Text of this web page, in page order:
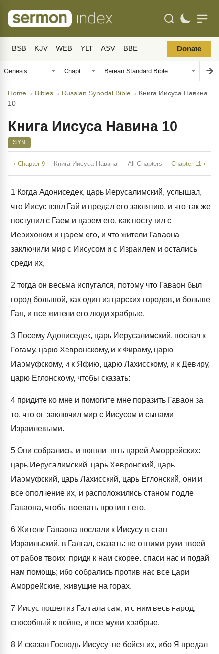
BSB KJV WEB YLT ASV BBE Donate
Home › Bibles › Russian Synodal Bible › Книга Иисуса Навина
10
Книга Иисуса Навина 10
SYN
‹ Chapter 9 Книга Иисуса Навина — All Chapters Chapter 11 ›
1 Когда Адониседек, царь Иерусалимский, услышал,
что Иисус взял Гай и предал его заклятию, и что так же
поступил с Гаем и царем его, как поступил с
Иерихоном и царем его, и что жители Гаваона
заключили мир с Иисусом и с Израилем и остались
среди их,
2 тогда он весьма испугался, потому что Гаваон был
город большой, как один из царских городов, и больше
Гая, и все жители его люди храбрые.
3 Посему Адониседек, царь Иерусалимский, послал к
Гогаму, царю Хевронскому, и к Фираму, царю
Иармуфскому, и к Яфию, царю Лахисскому, и к Девиру,
царю Еглонскому, чтобы сказать:
4 придите ко мне и помогите мне поразить Гаваон за
то, что он заключил мир с Иисусом и сынами
Израилевыми.
5 Они собрались, и пошли пять царей Аморрейских:
царь Иерусалимский, царь Хевронский, царь
Иармуфский, царь Лахисский, царь Еглонский, они и
все ополчение их, и расположились станом подле
Гаваона, чтобы воевать против него.
6 Жители Гаваона послали к Иисусу в стан
Израильский, в Галгал, сказать: не отними руки твоей
от рабов твоих; приди к нам скорее, спаси нас и подай
нам помощь; ибо собрались против нас все цари
Аморрейские, живущие на горах.
7 Иисус пошел из Галгала сам, и с ним весь народ,
способный к войне, и все мужи храбрые.
8 И сказал Господь Иисусу: не бойся их, ибо Я предал